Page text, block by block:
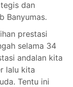
dan
Banyumas.
prestasi
selama 34
andalan kita
lalu kita
Tentu ini